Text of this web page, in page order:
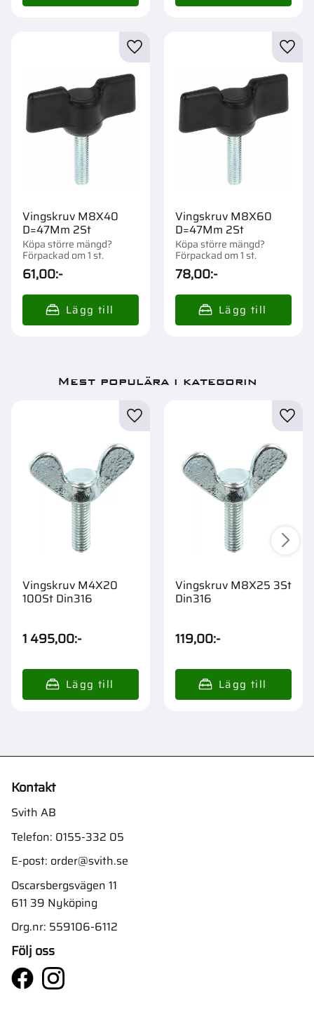
Vingskruv M8X40
D=47Mm 2St
Köpa större mängd?
Förpackad om 1 st.
61,00:-
Lägg till i favoriter
Vingskruv M8X60
D=47Mm 2St
Köpa större mängd?
Förpackad om 1 st.
78,00:-
Mest populära i kategorin
Vingskruv M4X20
100St Din316
1 495,00:-
Vingskruv M8X25 3St
Din316
119,00:-
Kontakt
Svith AB
Telefon: 0155-332 05
E-post: order@svith.se
Oscarsbergsvägen 11
611 39 Nyköping
Org.nr: 559106-6112
Följ oss